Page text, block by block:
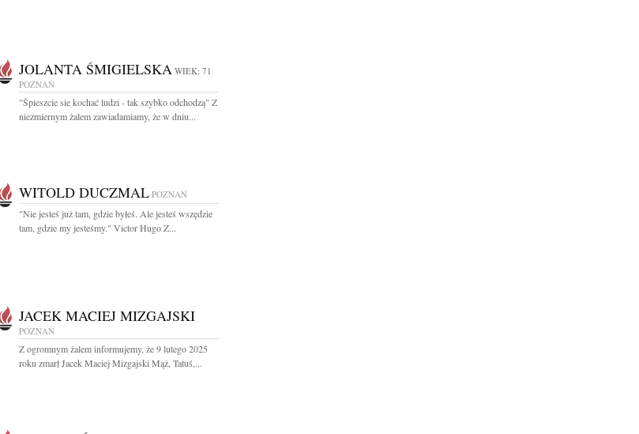
JOLANTA ŚMIGIELSKA WIEK: 71
POZNAŃ
"Śpieszcie sie kochać ludzi - tak szybko odchodzą" Z
niezmiernym żalem zawiadamiamy, że w dniu...
WITOLD DUCZMAL POZNAŃ
"Nie jesteś już tam, gdzie byłeś. Ale jesteś wszędzie
tam, gdzie my jesteśmy." Victor Hugo Z...
JACEK MACIEJ MIZGAJSKI
POZNAŃ
Z ogromnym żalem informujemy, że 9 lutego 2025
roku zmarł Jacek Maciej Mizgajski Mąż, Tatuś,...